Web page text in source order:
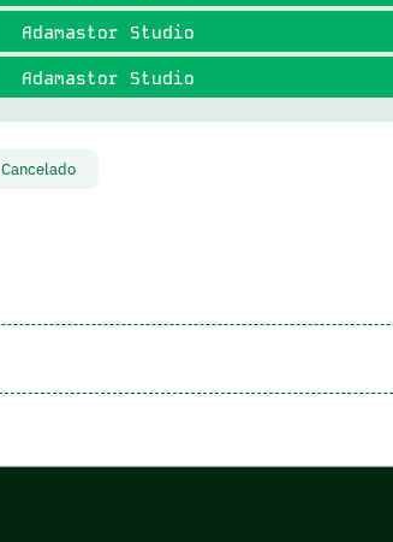
Adamastor Studio
Adamastor Studio
Cancelado